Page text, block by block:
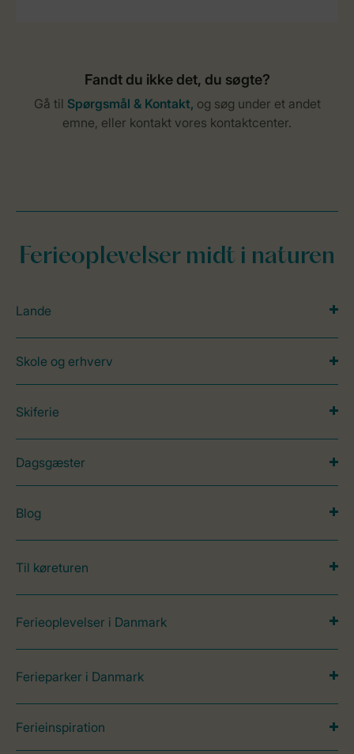
Ferieoplevelser midt i naturen
Lande
Skole og erhverv
Skiferie
Dagsgæster
Blog
Til køreturen
Ferieoplevelser i Danmark
Ferieparker i Danmark
Ferieinspiration